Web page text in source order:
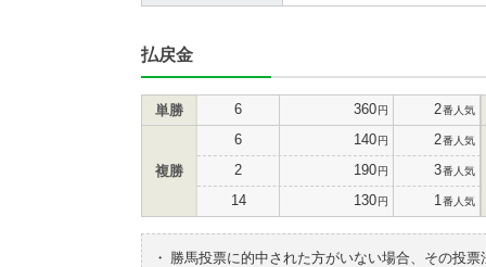
払戻金
単勝 6 360円 2番人気
複勝
6 140円 2番人気
2 190円 3番人気
14 130円 1 番人気
・
勝馬投票に的中された方がいない場合、その投